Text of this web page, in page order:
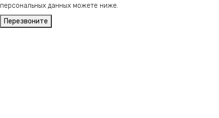
персональных данных можете ниже.
Перезвоните